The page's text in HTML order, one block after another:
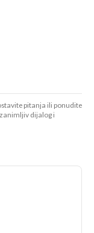
pitanja ili ponudite
dijalog i